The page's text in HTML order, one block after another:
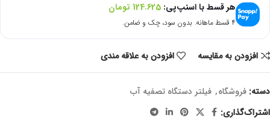
هر قسط با اسنپ‌پی: 124.625 تومان
۴ قسط ماهانه. بدون سود، چک و ضامن.
افزودن به مقایسه افزودن به علاقه مندی
دسته: فروشگاه, فیلتر دستگاه تصفیه آب
اشتراک‌گذاری: